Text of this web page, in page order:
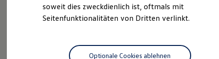
Driving Experience
Volkswagen entdecken
Lifestyle Shop
T-Roc Kollektion
soweit dies zweckdienlich ist, oftmals mit
Seitenfunktionalitäten von Dritten verlinkt.
Optionale Cookies ablehnen